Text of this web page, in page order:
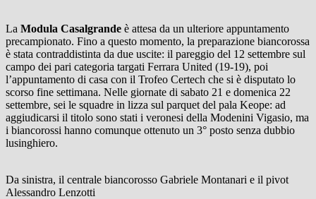
La Modula Casalgrande è attesa da un ulteriore appuntamento
precampionato. Fino a questo momento, la preparazione biancorossa
è stata contraddistinta da due uscite: il pareggio del 12 settembre sul
campo dei pari categoria targati Ferrara United (19-19), poi
l’appuntamento di casa con il Trofeo Certech che si è disputato lo
scorso fine settimana. Nelle giornate di sabato 21 e domenica 22
settembre, sei le squadre in lizza sul parquet del pala Keope: ad
aggiudicarsi il titolo sono stati i veronesi della Modenini Vigasio, ma
i biancorossi hanno comunque ottenuto un 3° posto senza dubbio
lusinghiero.
Da sinistra, il centrale biancorosso Gabriele Montanari e il pivot
Alessandro Lenzotti